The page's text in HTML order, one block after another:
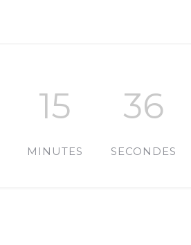
15
MINUTES
36
SECONDES